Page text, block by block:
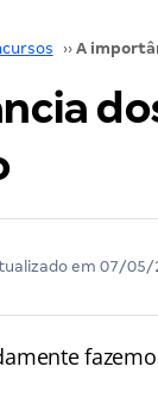
››
em 07/05/